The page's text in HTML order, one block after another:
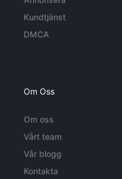
Kundtjänst
DMCA
Om Oss
Om oss
Vårt team
Vår blogg
Kontakta